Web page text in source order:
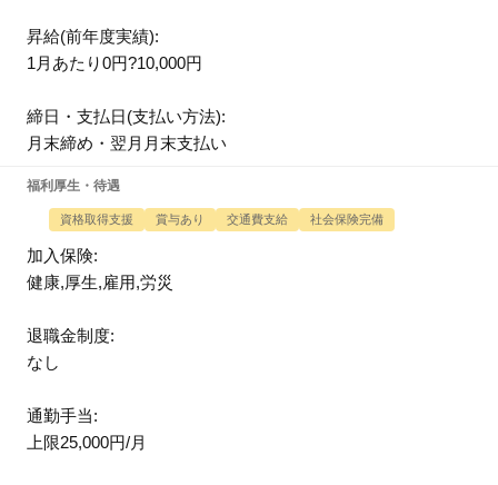
昇給(前年度実績):
1月あたり0円?10,000円
締日・支払日(支払い方法):
月末締め・翌月月末支払い
福利厚生・待遇
資格取得支援 賞与あり 交通費支給 社会保険完備
加入保険:
健康,厚生,雇用,労災
退職金制度:
なし
通勤手当:
上限25,000円/月